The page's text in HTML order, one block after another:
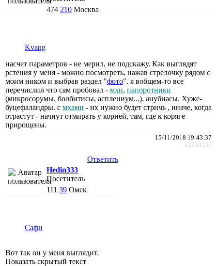
474 210 Москва
Kvang
насчет параметров - не мерил, не подскажу. Как выглядят
рстения у меня - можно посмотреть, нажав стрелочку рядом с
моим ником и выбрав раздел "фото". я вобщем-то все
перечислил что сам пробовал - мхи, папоротники
(микросорумы, болбитисы, асплениум...), анубиасы. Хуже-
буцефаландры. с мхами - их нужно будет стричь , иначе, когда
отрастут - начнут отмирать у корней, там, где к коряге
прирощены.
15/11/2018 19:43:37
#2559133
Ответить
Hedin333
Посетитель
111 39 Омск
Сафи
Вот так он у меня выглядит.
Показать скрытый текст